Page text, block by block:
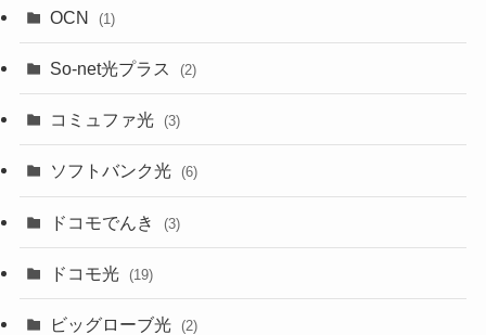
OCN (1)
So-net光プラス (2)
コミュファ光 (3)
ソフトバンク光 (6)
ドコモでんき (3)
ドコモ光 (19)
ビッグローブ光 (2)